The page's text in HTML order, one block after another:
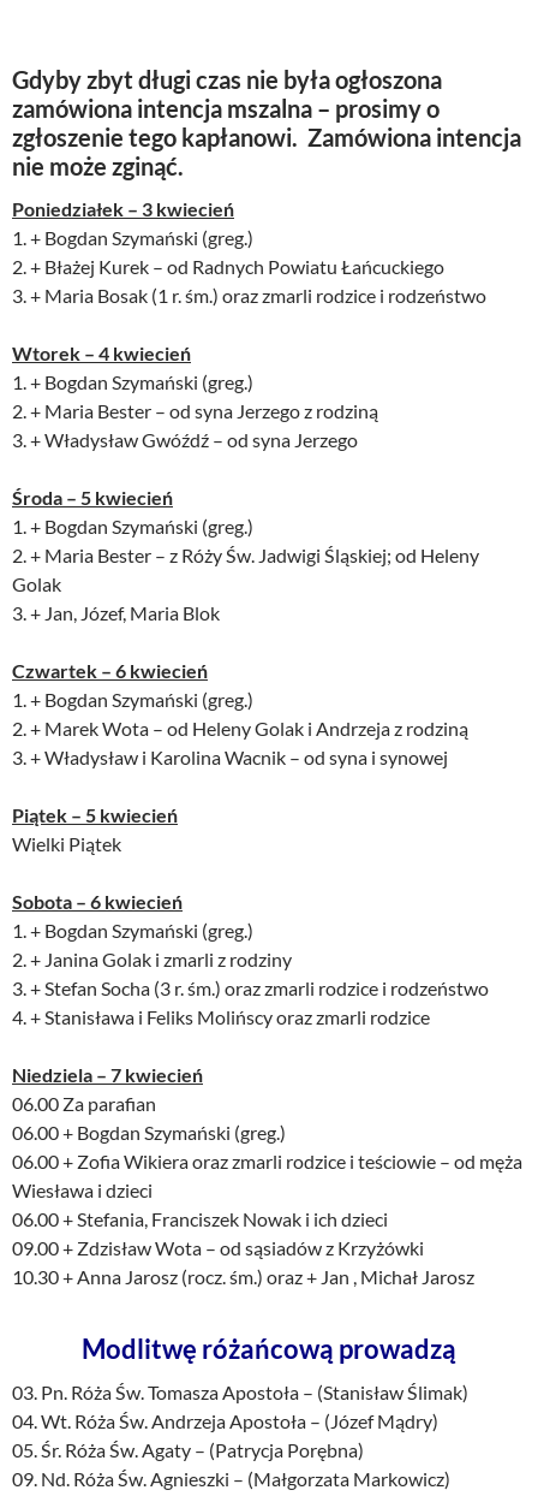
Gdyby zbyt długi czas nie była ogłoszona
zamówiona intencja mszalna – prosimy o
zgłoszenie tego kapłanowi. Zamówiona intencja
nie może zginąć.
Poniedziałek – 3 kwiecień
1. + Bogdan Szymański (greg.)
2. + Błażej Kurek – od Radnych Powiatu Łańcuckiego
3. + Maria Bosak (1 r. śm.) oraz zmarli rodzice i rodzeństwo
Wtorek – 4 kwiecień
1. + Bogdan Szymański (greg.)
2. + Maria Bester – od syna Jerzego z rodziną
3. + Władysław Gwóźdź – od syna Jerzego
Środa – 5 kwiecień
1. + Bogdan Szymański (greg.)
2. + Maria Bester – z Róży Św. Jadwigi Śląskiej; od Heleny
Golak
3. + Jan, Józef, Maria Blok
Czwartek – 6 kwiecień
1. + Bogdan Szymański (greg.)
2. + Marek Wota – od Heleny Golak i Andrzeja z rodziną
3. + Władysław i Karolina Wacnik – od syna i synowej
Piątek – 5 kwiecień
Wielki Piątek
Sobota – 6 kwiecień
1. + Bogdan Szymański (greg.)
2. + Janina Golak i zmarli z rodziny
3. + Stefan Socha (3 r. śm.) oraz zmarli rodzice i rodzeństwo
4. + Stanisława i Feliks Molińscy oraz zmarli rodzice
Niedziela – 7 kwiecień
06.00 Za parafian
06.00 + Bogdan Szymański (greg.)
06.00 + Zofia Wikiera oraz zmarli rodzice i teściowie – od męża
Wiesława i dzieci
06.00 + Stefania, Franciszek Nowak i ich dzieci
09.00 + Zdzisław Wota – od sąsiadów z Krzyżówki
10.30 + Anna Jarosz (rocz. śm.) oraz + Jan , Michał Jarosz
Modlitwę różańcową prowadzą
03. Pn. Róża Św. Tomasza Apostoła – (Stanisław Ślimak)
04. Wt. Róża Św. Andrzeja Apostoła – (Józef Mądry)
05. Śr. Róża Św. Agaty – (Patrycja Porębna)
09. Nd. Róża Św. Agnieszki – (Małgorzata Markowicz)